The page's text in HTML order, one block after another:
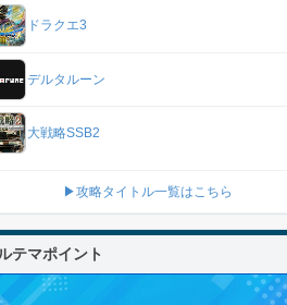
ドラクエ3
デルタルーン
大戦略SSB2
▶攻略タイトル一覧はこちら
テマポイント